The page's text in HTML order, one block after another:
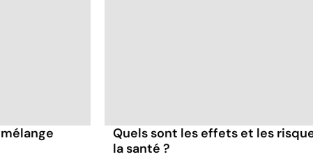
Quels sont les effets et les
la santé ?